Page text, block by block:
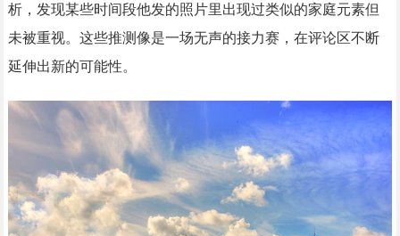
析，发现某些时间段他发的照片里出现过类似的家庭元素但
未被重视。这些推测像是一场无声的接力赛，在评论区不断
延伸出新的可能性。